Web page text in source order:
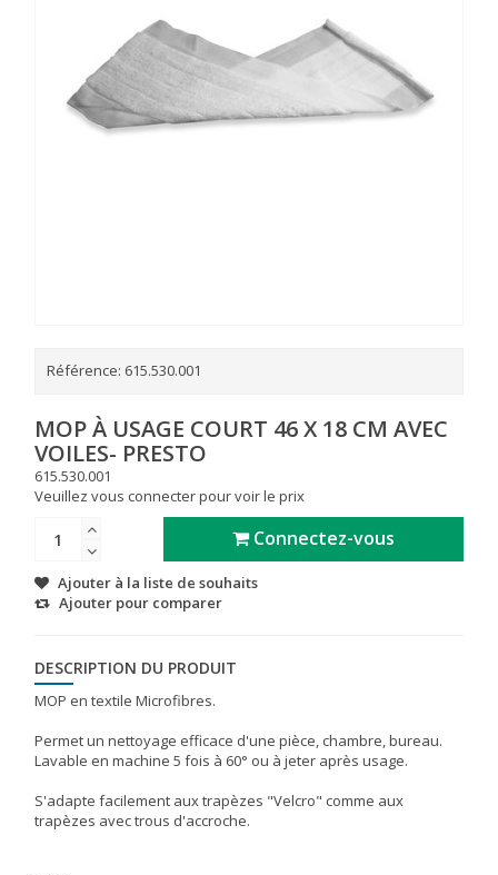
Référence: 615.530.001
MOP À USAGE COURT 46 X 18 CM AVEC
VOILES- PRESTO
615.530.001
Veuillez vous connecter pour voir le prix
Connectez-vous
Ajouter à la liste de souhaits
Ajouter pour comparer
DESCRIPTION DU PRODUIT
MOP en textile Microfibres.
Permet un nettoyage efficace d'une pièce, chambre, bureau.
Lavable en machine 5 fois à 60° ou à jeter après usage.
S'adapte facilement aux trapèzes "Velcro" comme aux
trapèzes avec trous d'accroche.